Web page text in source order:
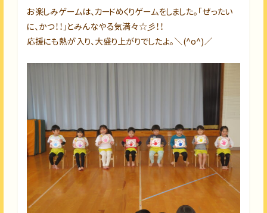
お楽しみゲームは、カードめくりゲームをしました。「ぜったい
に、かつ！！」とみんなやる気満々☆彡！！
応援にも熱が入り、大盛り上がりでしたよ。＼(^o^)／